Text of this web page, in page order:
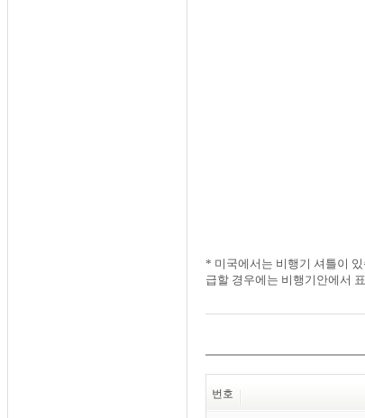
* 미국에서는 비행기 셔틀이
급할 경우에는 비행기안에서
번호